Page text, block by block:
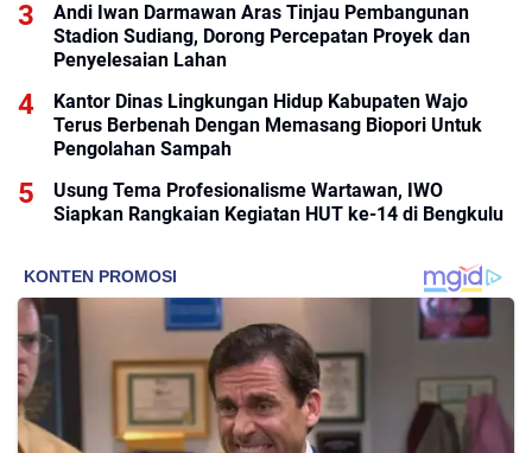
Andi Iwan Darmawan Aras Tinjau Pembangunan
Stadion Sudiang, Dorong Percepatan Proyek dan
Penyelesaian Lahan
Kantor Dinas Lingkungan Hidup Kabupaten Wajo
Terus Berbenah Dengan Memasang Biopori Untuk
Pengolahan Sampah
Usung Tema Profesionalisme Wartawan, IWO
Siapkan Rangkaian Kegiatan HUT ke-14 di Bengkulu